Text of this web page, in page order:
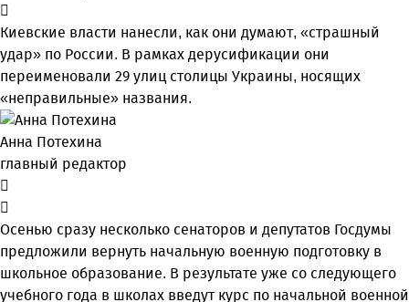
Киевские власти нанесли, как они думают, «страшный
удар» по России. В рамках дерусификации они
переименовали 29 улиц столицы Украины, носящих
«неправильные» названия.
Анна Потехина
главный редактор
Осенью сразу несколько сенаторов и депутатов Госдумы
предложили вернуть начальную военную подготовку в
школьное образование. В результате уже со следующего
учебного года в школах введут курс по начальной военной